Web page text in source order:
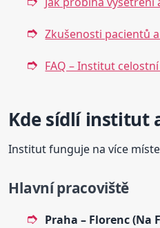
Zkušenosti pacientů
FAQ – Institut
Kde sídlí institut
Institut funguje na více
Hlavní pracoviště
Praha – Florenc (Na